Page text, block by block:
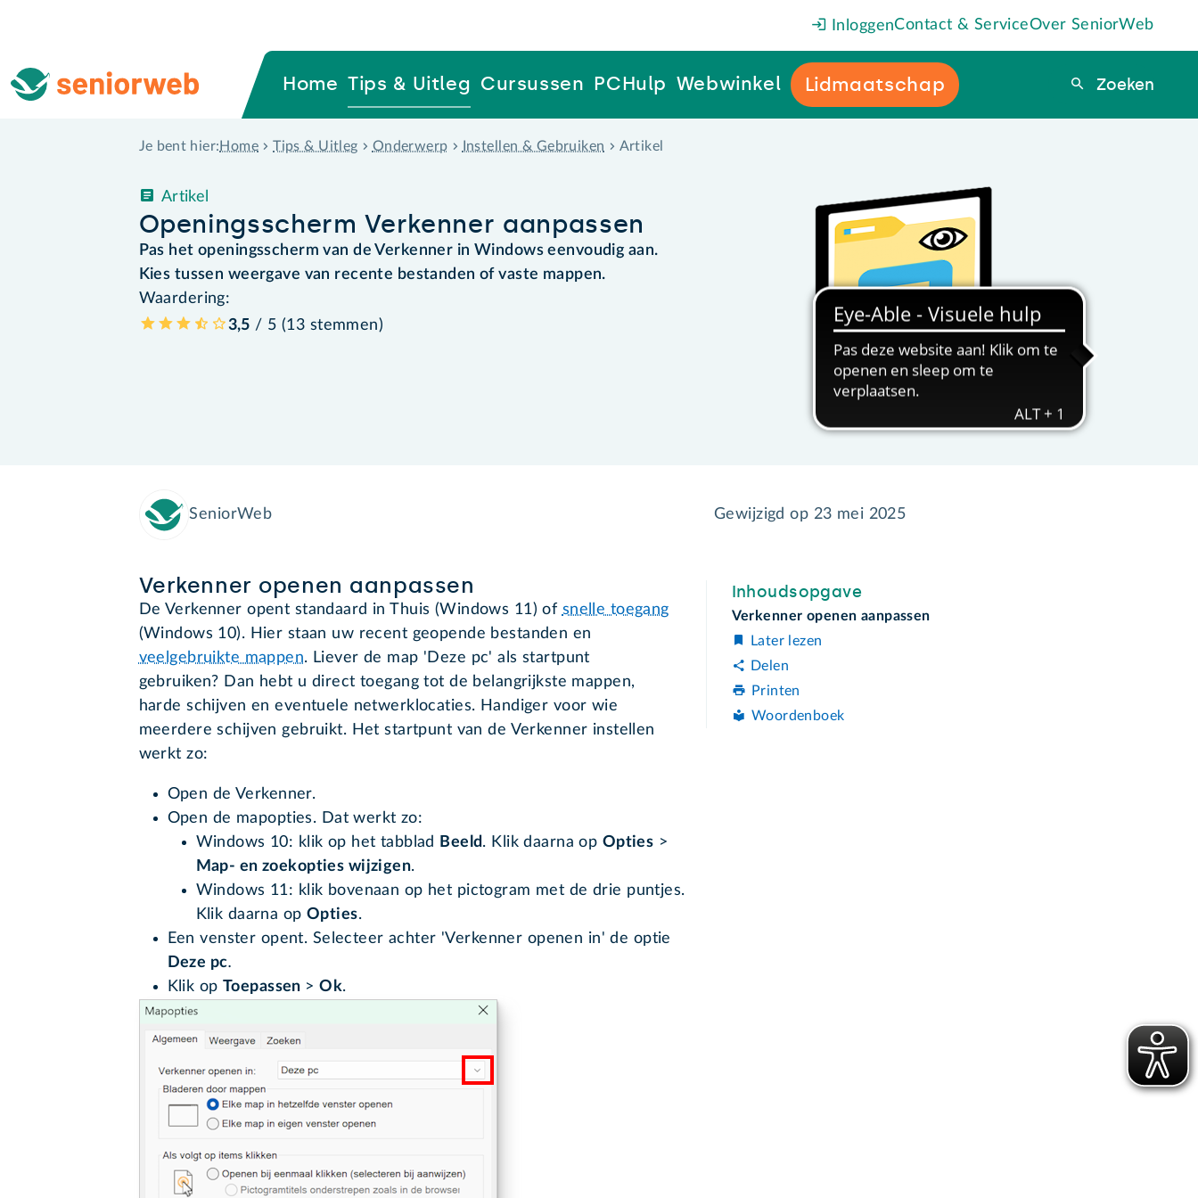
InloggenContact & ServiceOver SeniorWeb
Home Tips & Uitleg Cursussen PCHulp Webwinkel Lidmaatschap Zoeken
Zoeken
Je bent hier: Home Tips & Uitleg Onderwerp Instellen & Gebruiken Artikel
Openingsscherm Verkenner aanpassen
Artikel
Pas het openingsscherm van de Verkenner in Windows eenvoudig aan.
Kies tussen weergave van recente bestanden of vaste mappen.
Waardering:
3,5 / 5 (13 stemmen)
SeniorWeb Gewijzigd op 23 mei 2025
Verkenner openen aanpassen
De Verkenner opent standaard in Thuis (Windows 11) of snelle toegang
(Windows 10). Hier staan uw recent geopende bestanden en
veelgebruikte mappen. Liever de map 'Deze pc' als startpunt
gebruiken? Dan hebt u direct toegang tot de belangrijkste mappen,
harde schijven en eventuele netwerklocaties. Handiger voor wie
meerdere schijven gebruikt. Het startpunt van de Verkenner instellen
werkt zo:
Open de Verkenner.
Open de mapopties. Dat werkt zo:
Windows 10: klik op het tabblad
Beeld. Klik daarna op Opties >
Map- en zoekopties wijzigen.
Windows 11: klik bovenaan op het pictogram met de drie puntjes.
Klik daarna op Opties.
Een venster opent. Selecteer achter 'Verkenner openen in' de optie
Deze pc.
Klik op Toepassen >Ok.
Inhoudsopgave
Verkenner openen aanpassen
Later lezen
Delen
Printen
Woordenboek